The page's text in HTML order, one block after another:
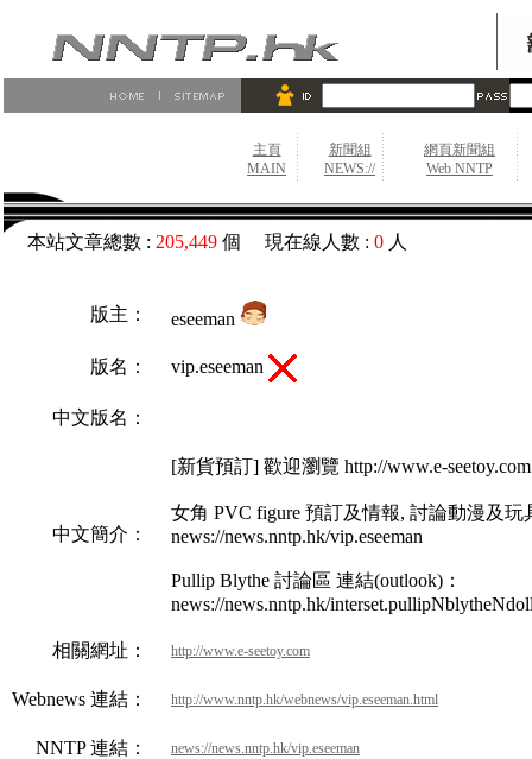
主頁
MAIN
新聞組
NEWS://
網頁新聞組
Web NNTP
本站文章總數 : 205,449 個 現在線人數 : 0 人
版主： eseeman
版名： vip.eseeman
中文版名：
中文簡介：
[新貨預訂] 歡迎瀏覽 http://www.e-seetoy.com
女角 PVC figure 預訂及情報, 討論動漫及
news://news.nntp.hk/vip.eseeman
Pullip Blythe 討論區 連結(outlook)：
news://news.nntp.hk/
相關網址： http://www.e-seetoy.com
Webnews 連結： http://www.nntp.hk/webnews/vip.eseeman.html
NNTP 連結： news://news.nntp.hk/vip.eseeman